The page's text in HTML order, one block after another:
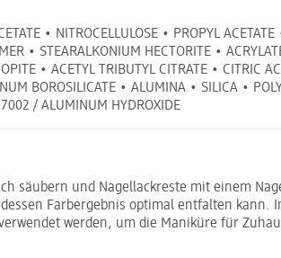
• NITROCELLULOSE • PROPYL
• STEARALKONIUM HECTORITE •
• ACETYL TRIBUTYL CITRATE • CITRIC
BOROSILICATE • ALUMINA • SILICA •
/ ALUMINUM HYDROXIDE
säubern und Nagellackreste mit einem
Farbergebnis optimal entfalten
werden, um die Maniküre für